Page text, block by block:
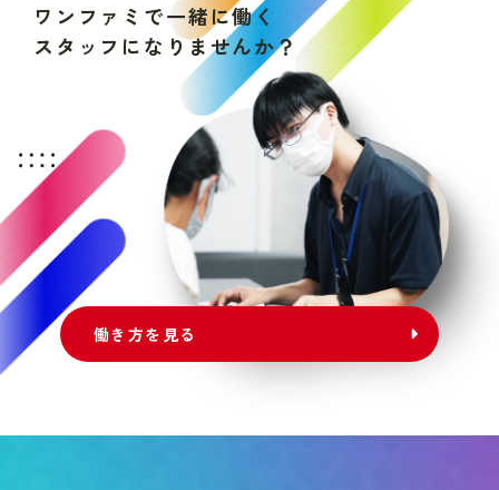
ワ ン フ ァ ミ で一緒に働く
ス タ ッ フ にな りま せんか？
働き方を見る